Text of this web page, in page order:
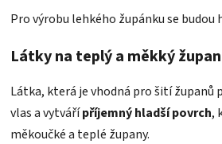
Pro výrobu lehkého župánku se budou
Látky na teplý a měkký župan
Látka, která je vhodná pro šití županů
vlas a vytvářípříjemný hladší povrch,
měkoučké a teplé župany.